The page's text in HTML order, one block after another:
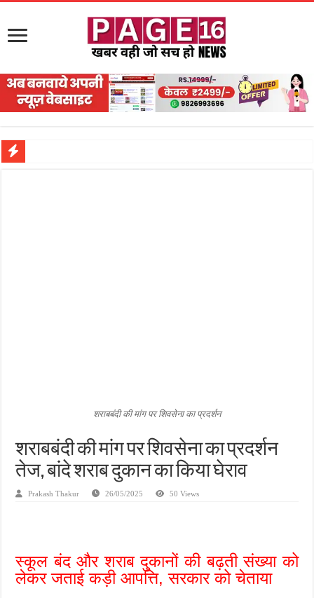
शराबबंदी की मांग पर शिवसेना का प्रदर्शन
शराबबंदी की मांग पर शिवसेना का प्रदर्शन
तेज, बांदे शराब दुकान का किया घेराव
Prakash Thakur 26/05/2025 50 Views
स्कूल बंद और शराब दुकानों की बढ़ती संख्या को
लेकर जताई कड़ी आपत्ति, सरकार कोचेताया